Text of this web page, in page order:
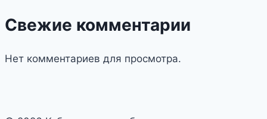
Свежие комментарии
Нет комментариев для просмотра.